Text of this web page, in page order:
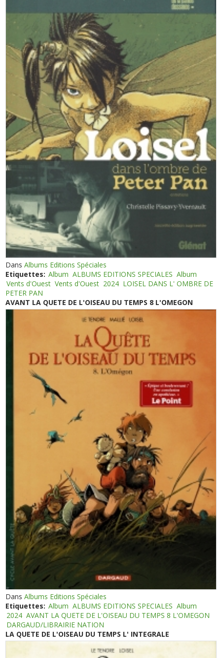
DansAlbums Editions Spéciales
Etiquettes: Album ALBUMS EDITIONS SPECIALES Album
Vents d'Ouest Vents d'Ouest 2024 LOISEL DANS L' OMBRE DE
PETER PAN
AVANT LA QUETE DE L'OISEAU DU TEMPS 8 L'OMEGON
DansAlbums Editions Spéciales
Etiquettes: Album ALBUMS EDITIONS SPECIALES Album
2024 AVANT LA QUETE DE L'OISEAU DU TEMPS 8 L'OMEGON
DARGAUD/LIBRAIRIE NATION
LA QUETE DE L'OISEAU DU TEMPS L' INTEGRALE